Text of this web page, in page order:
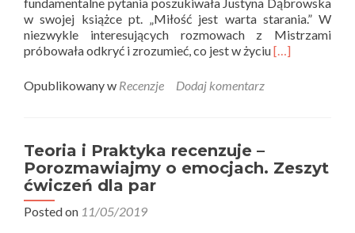
w swojej książce pt. „Miłość jest warta starania.” W
niezwykle interesujących rozmowach z Mistrzami
próbowała odkryć i zrozumieć, co jest w życiuRead
–
Miłość
[…]
Opublikowany w Recenzje Dodaj komentarz
Teoria i Praktyka recenzuje –
Porozmawiajmy o emocjach. Zeszyt
ćwiczeń dla par
Posted on 11/05/2019